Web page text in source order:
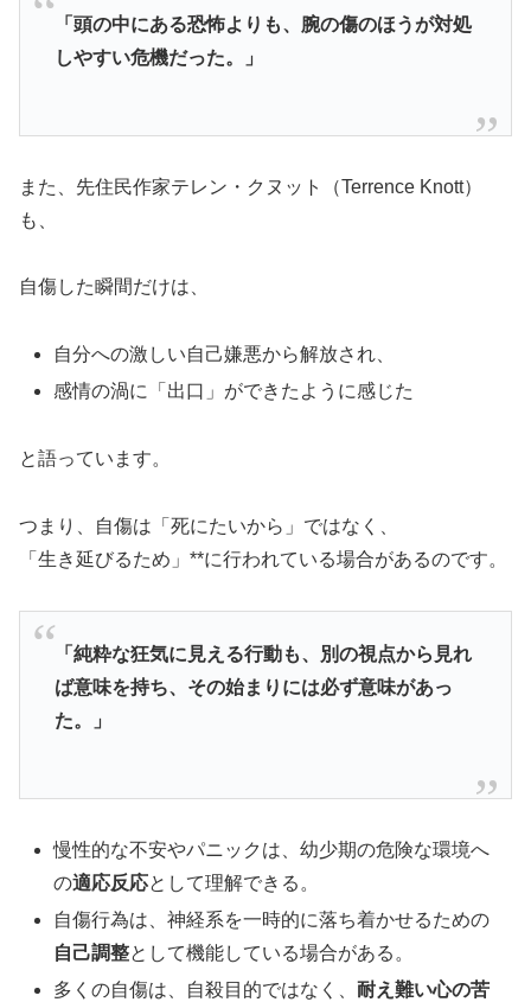
「頭の中にある恐怖よりも、腕の傷のほうが対処
しやすい危機だった。」
また、先住民作家テレン・クヌット（Terrence Knott）
も、
自傷した瞬間だけは、
自分への激しい自己嫌悪から解放され、
感情の渦に「出口」ができたように感じた
と語っています。
つまり、自傷は「死にたいから」ではなく、
「生き延びるため」**に行われている場合があるのです。
「純粋な狂気に見える行動も、別の視点から見れ
ば意味を持ち、その始まりには必ず意味があっ
た。」
慢性的な不安やパニックは、幼少期の危険な環境へ
の適応反応として理解できる。
自傷行為は、神経系を一時的に落ち着かせるための
自己調整として機能している場合がある。
多くの自傷は、自殺目的ではなく、耐え難い心の苦